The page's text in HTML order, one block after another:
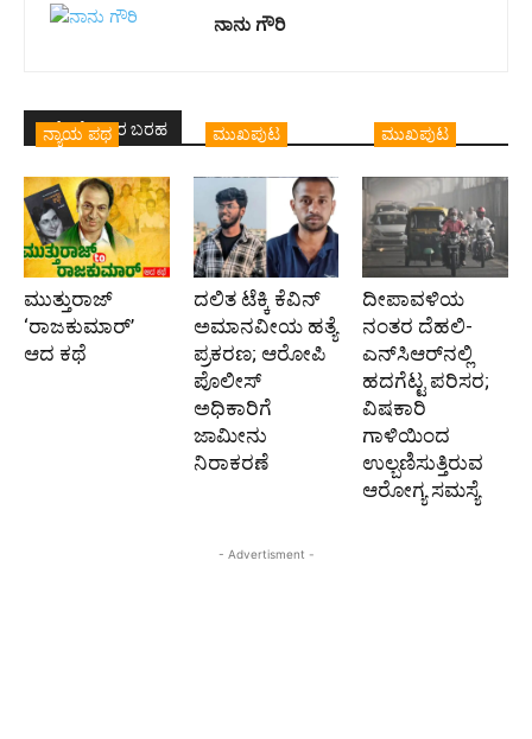
ನಾನು ಗೌರಿ
ಇದೇ ಲೇಖಕರ ಬರಹ
ನ್ಯಾಯ ಪಥ
ಮುತ್ತುರಾಜ್
‘ರಾಜಕುಮಾರ್‍’
ಆದ ಕಥೆ
ಮುಖಪುಟ
ದಲಿತ ಟೆಕ್ಕಿ ಕೆವಿನ್
ಅಮಾನವೀಯ ಹತ್ಯೆ
ಪ್ರಕರಣ; ಆರೋಪಿ
ಪೊಲೀಸ್‌
ಅಧಿಕಾರಿಗೆ
ಜಾಮೀನು
ನಿರಾಕರಣೆ
ಮುಖಪುಟ
ದೀಪಾವಳಿಯ
ನಂತರ ದೆಹಲಿ-
ಎನ್‌ಸಿಆರ್‌ನಲ್ಲಿ
ಹದಗೆಟ್ಟ ಪರಿಸರ;
ವಿಷಕಾರಿ
ಗಾಳಿಯಿಂದ
ಉಲ್ಬಣಿಸುತ್ತಿರುವ
ಆರೋಗ್ಯ ಸಮಸ್ಯೆ
- Advertisment -